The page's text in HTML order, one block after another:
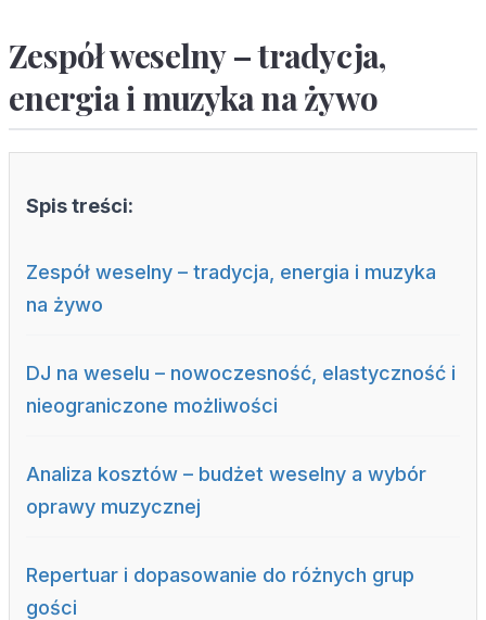
Zespół weselny – tradycja,
energia i muzyka na żywo
Spis treści:
Zespół weselny – tradycja, energia i muzyka
na żywo
DJ na weselu – nowoczesność, elastyczność i
nieograniczone możliwości
Analiza kosztów – budżet weselny a wybór
oprawy muzycznej
Repertuar i dopasowanie do różnych grup
gości